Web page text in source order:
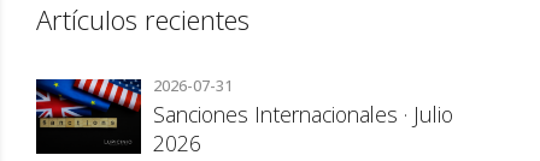
Artículos recientes
2026-07-31
Sanciones Internacionales · Julio
2026